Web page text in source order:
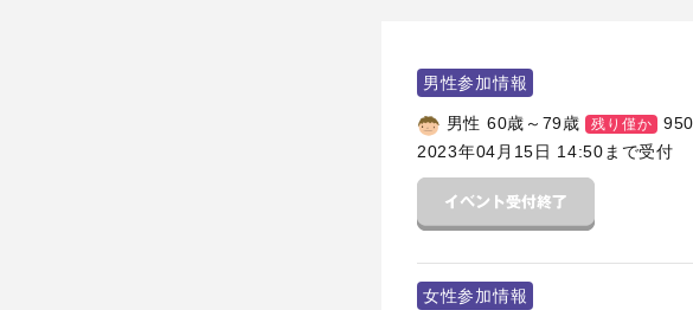
男性参加情報
男性 60歳～79歳 残り僅か
2023年04月15日 14:50まで受付
女性参加情報